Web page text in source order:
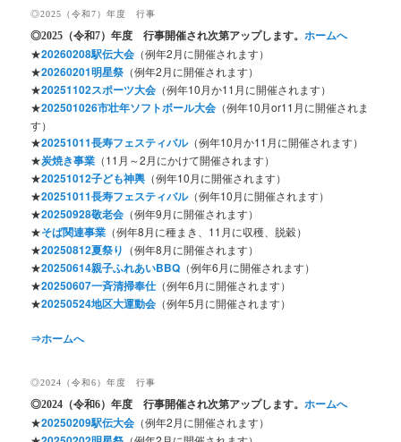
◎2025（令和7）年度 行事
◎2025 （令和7）年度 行事開催され次第アップします。ホームへ
★20260208駅伝大会 （例年2月に開催されます）
★20260201明星祭 （例年2月に開催されます）
★20251102スポーツ大会 （例年10月か11月に開催されます）
★202501026市壮年ソフトボール大会 （例年10月or11月に開催されま
す）
★20251011長寿フェスティバル（例年10月か11月に開催されます）
★炭焼き事業 （11月～2月にかけて開催されます）
★20251012子ども神輿 （例年10月に開催されます）
★20251011長寿フェスティバル（例年10月に開催されます）
★20250928敬老会 （例年9月に開催されます）
★そば関連事業 （例年8月に種まき、11月に収穫、脱穀）
★20250812夏祭り （例年8月に開催されます）
★20250614親子ふれあいBBQ （例年6月に開催されます）
★20250607一斉清掃奉仕（例年6月に開催されます）
★20250524地区大運動会 （例年5月に開催されます）
⇒ホームへ
◎2024（令和6）年度 行事
◎2024 （令和6）年度 行事開催され次第アップします。ホームへ
★20250209駅伝大会 （例年2月に開催されます）